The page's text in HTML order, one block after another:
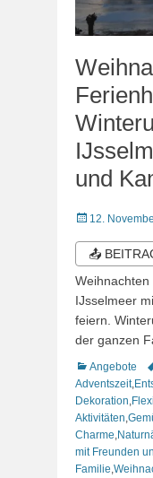
und
Veröffentlicht
12.
📤
IJsselmeer
feiern.
der ganzen
Kategorien
Angebote
Adventszeit,
Dekoration
Aktivitäten
Charme
mit Freunden
Familie